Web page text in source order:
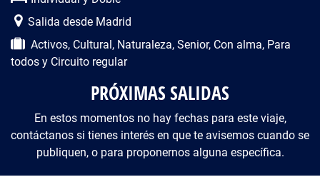
Salida desde Madrid
Activos, Cultural, Naturaleza, Senior, Con alma, Para
todos y Circuito regular
PRÓXIMAS SALIDAS
En estos momentos no hay fechas para este viaje,
contáctanos si tienes interés en que te avisemos cuando se
publiquen, o para proponernos alguna específica.